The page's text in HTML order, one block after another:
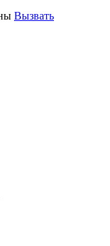
Вызвать